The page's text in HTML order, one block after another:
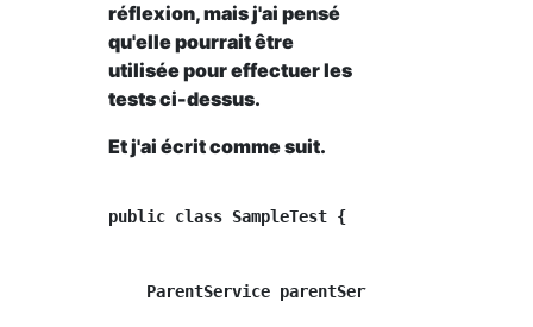
réflexion, mais j'ai pensé
qu'elle pourrait être
utilisée pour effectuer les
tests ci-dessus.
Et j'ai écrit comme suit.
public class SampleTest {
ParentService parentService = new